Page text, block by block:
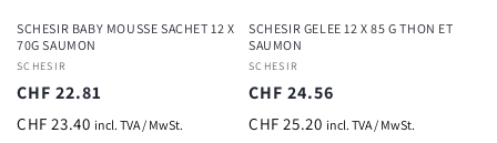
SCHESIR BABY MOUSSE SACHET 12 X
70G SAUMON
Fournisseur :
SCHESIR
Prix
habituel
CHF 22.81
CHF 23.40 incl. TVA / MwSt.
SCHESIR GELEE 12 X 85 G THON ET
SAUMON
Fournisseur :
SCHESIR
Prix
habituel
CHF 24.56
CHF 25.20 incl. TVA / MwSt.